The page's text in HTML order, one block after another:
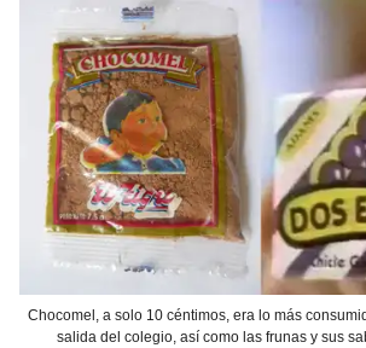
Chocomel, a solo 10 céntimos, era lo más
salida del colegio, así como las frunas y sus